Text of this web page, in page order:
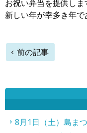
お祝い弁当を提供しま
新しい年が幸多き年で
前
の
事
前の記事
8月1日（土）島ま